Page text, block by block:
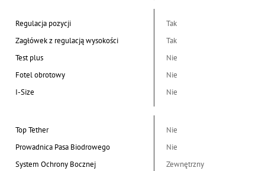
Regulacja pozycji
Tak
Zagłówek z regulacją wysokości
Tak
Test plus
Nie
Fotel obrotowy
Nie
I-Size
Nie
Top Tether
Nie
Prowadnica Pasa Biodrowego
Nie
System Ochrony Bocznej
Zewnętrzny